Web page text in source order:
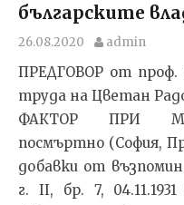
българските
26.08.2020 admin
ПРЕДГОВОР от проф.
труда на Цветан
ФАКТОР ПРИ
посмъртно (София,
добавки от
г. II, бр. 7,